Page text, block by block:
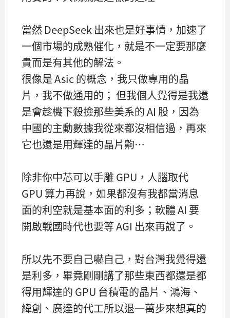
當然 DeepSeek 出來也是好事情，加速了
一個市場的成熟催化，就是不一定要那麼
貴而是有其他的解法。
很像是 Asic 的概念，我只做專用的晶
片，我不做通用的； 但我個人覺得是我還
是會趁機下殺撿那些美系的 AI 股，因為
中國的主動數據我從來都沒相信過，再來
它也還是用輝達的晶片齁…
除非你中芯可以手雕 GPU，人腦取代
GPU 算力再說，如果都沒有我都當消息
面的利空就是基本面的利多；軟體 AI 要
開啟戰國時代也要等 AGI 出來再說了。
所以先不要自己嚇自己，對台灣我覺得還
是利多，畢竟剛剛講了那些東西都還是都
得用輝達的 GPU 台積電的晶片、鴻海、
緯創、廣達的代工所以退一萬步來想真的